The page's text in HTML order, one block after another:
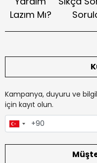
Lazım Mı?
Kampanya, duyuru ve
için kayıt olun.